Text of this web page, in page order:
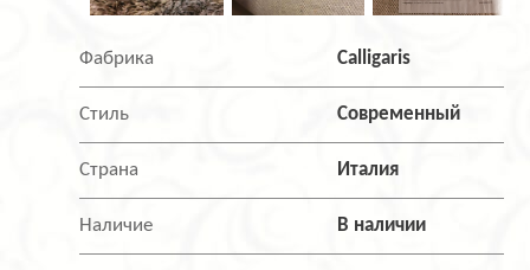
Фабрика Calligaris
Стиль Современный
Страна Италия
Наличие В наличии